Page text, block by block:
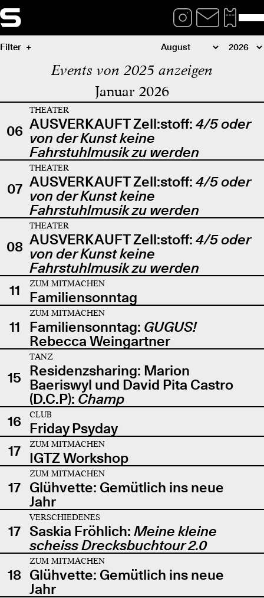
Filter
Events von 2025 anzeigen
Januar 2026
06
THEATER
AUSVERKAUFT Zell:stoff: 4/5 oder
von der Kunst keine
Fahrstuhlmusik zu werden
07
THEATER
AUSVERKAUFT Zell:stoff: 4/5 oder
von der Kunst keine
Fahrstuhlmusik zu werden
08
THEATER
AUSVERKAUFT Zell:stoff: 4/5 oder
von der Kunst keine
Fahrstuhlmusik zu werden
11
ZUM MITMACHEN
Familiensonntag
11
ZUM MITMACHEN
Familiensonntag: GUGUS!
Rebecca Weingartner
15
TANZ
Residenzsharing: Marion
Baeriswyl und David Pita Castro
(D.C.P): Champ
16
CLUB
Friday Psyday
17
ZUM MITMACHEN
IGTZ Workshop
17
ZUM MITMACHEN
Glühvette: Gemütlich ins neue
Jahr
17
VERSCHIEDENES
Saskia Fröhlich: Meine kleine
scheiss Drecksbuchtour 2.0
18
ZUM MITMACHEN
Glühvette: Gemütlich ins neue
Jahr